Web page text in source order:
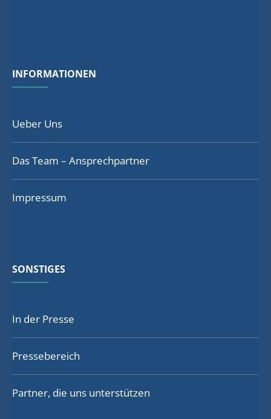
INFORMATIONEN
Ueber Uns
Das Team – Ansprechpartner
Impressum
SONSTIGES
In der Presse
Pressebereich
Partner, die uns unterstützen